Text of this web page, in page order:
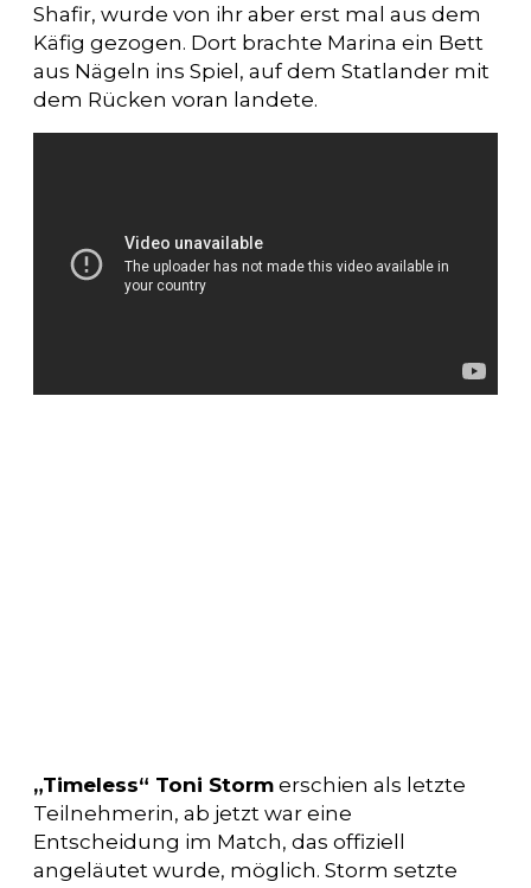
Shafir, wurde von ihr aber erst mal aus dem
Käfig gezogen. Dort brachte Marina ein Bett
aus Nägeln ins Spiel, auf dem Statlander mit
dem Rücken voran landete.
„Timeless“ Toni Storm erschien als letzte
Teilnehmerin, ab jetzt war eine
Entscheidung im Match, das offiziell
angeläutet wurde, möglich. Storm setzte